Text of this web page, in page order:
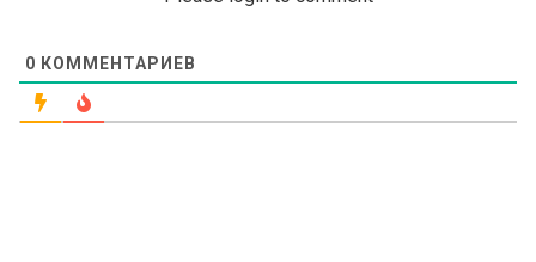
0 КОММЕНТАРИЕВ